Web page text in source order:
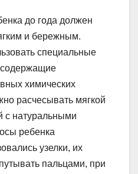
до года должен
и бережным.
специальные
химических
расчесывать мягкой
с натуральными
ребенка
узелки, их
пальцами, при